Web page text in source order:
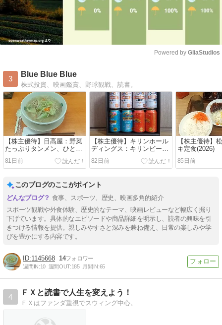
Powered by GliaStudios
3
Blue Blue Blue
株式投資、映画鑑賞、野球観戦、読書。
【株主優待】日高屋：野菜
たっぷりタンメン、ひとく
ちメンチカツ(2026年5月)
81日前
【株主優待】キリンホール
ディングス：キリンビール
詰め合わせセット（2026）
82日前
【株主優待】
キ定食(2026)
85日前
このブログのここがポイント
食事、スポーツ、歴史、映画多角的紹介
スポーツ観戦や外食体験、歴史的なテーマ、映画レビューなど幅広く掘り
下げています。具体的なエピソードや商品詳細を明示し、読者の興味を引
きつける情報を提供。親しみやすさと深みを兼ね備え、日常の楽しみや学
びを豊かにする内容です。
1145668 14
週間IN:10 週間OUT:185 月間IN:65
4
ＦＸと読書で人生を変えよう！
ＦＸはファンダ重視でスウィング中心。